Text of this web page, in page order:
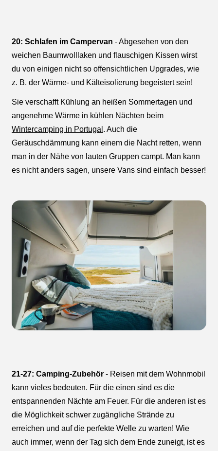
20: Schlafen im Campervan - Abgesehen von den
weichen Baumwolllaken und flauschigen Kissen wirst
du von einigen nicht so offensichtlichen Upgrades, wie
z. B. der Wärme- und Kälteisolierung begeistert sein!
Sie verschafft Kühlung an heißen Sommertagen und
angenehme Wärme in kühlen Nächten beim
Wintercamping in Portugal . Auch die
Geräuschdämmung kann einem die Nacht retten, wenn
man in der Nähe von lauten Gruppen campt. Man kann
es nicht anders sagen, unsere Vans sind einfach besser!
21-27: Camping-Zubehör - Reisen mit dem Wohnmobil
kann vieles bedeuten. Für die einen sind es die
entspannenden Nächte am Feuer. Für die anderen ist es
die Möglichkeit schwer zugängliche Strände zu
erreichen und auf die perfekte Welle zu warten! Wie
auch immer, wenn der Tag sich dem Ende zuneigt, ist es